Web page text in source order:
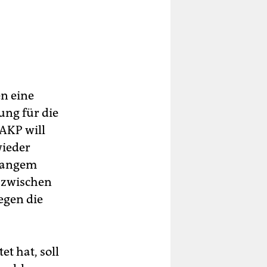
eine
für die
will
die
hat, soll